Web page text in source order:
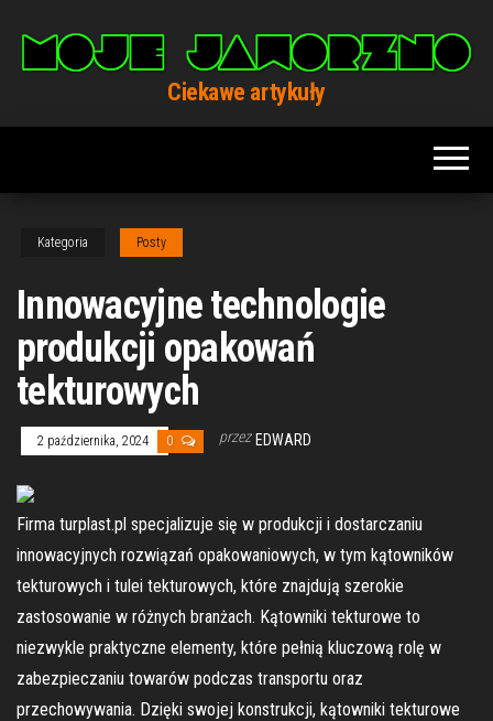
treści
Ciekawe artykuły
Kategoria Posty
Innowacyjne technologie
produkcji opakowań
tekturowych
2 października, 2024 0 przez EDWARD
Firma turplast.pl specjalizuje się w produkcji i dostarczaniu
innowacyjnych rozwiązań opakowaniowych, w tym kątowników
tekturowych i tulei tekturowych, które znajdują szerokie
zastosowanie w różnych branżach. Kątowniki tekturowe to
niezwykle praktyczne elementy, które pełnią kluczową rolę w
zabezpieczaniu towarów podczas transportu oraz
przechowywania. Dzięki swojej konstrukcji, kątowniki tekturowe